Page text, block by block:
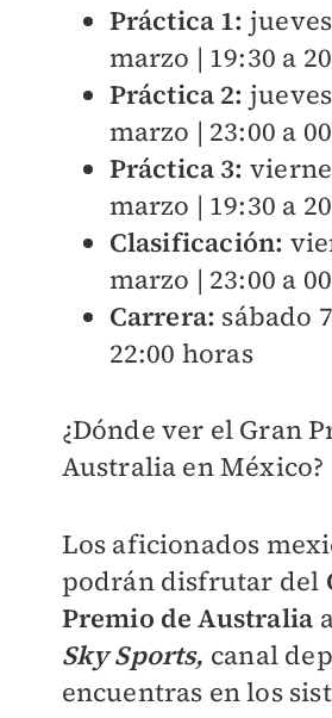
Práctica 1:
marzo | 19:30 a
Práctica 2:
marzo | 23:00 a
Práctica 3:
marzo | 19:30 a
Clasificación:
marzo | 23:00 a
Carrera: sábado
22:00 horas
¿Dónde ver el Gran
Australia en México?
Los aficionados
podrán disfrutar del
Premio de Australia
Sky Sports, canal
encuentras en los